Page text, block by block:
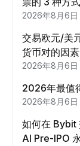
2026年8月6日
交易欧元/美
货币对的因素
2026年8月6日
2026年最值
2026年8月6日
如何在 Bybit
AI Pre-IPO